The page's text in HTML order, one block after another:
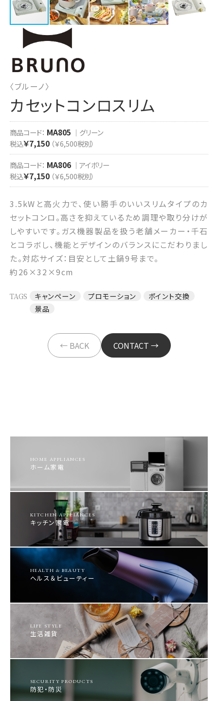
〈ブルーノ〉
カセットコンロスリム
商品コード： MA805 ｜グリーン
税込￥7,150 （￥6,500税別）
商品コード： MA806 ｜アイボリー
税込￥7,150 （￥6,500税別）
3.5kWと高火力で、使い勝手のいいスリムタイプのカ
セットコンロ。高さを抑えているため調理や取り分けが
しやすいです。ガス機器製品を扱う老舗メーカー・千石
とコラボし、機能とデザインのバランスにこだわりまし
た。対応サイズ：目安として土鍋9号まで。
約26×32×9cm
TAGS キャンペーン プロモーション
ポイント交換
景品
← BACK CONTACT →
HOME APPLIANCES
ホーム家電
KITCHEN APPLIANCES
キッチン家電
HEALTH & BEAUTY
ヘルス＆ビューティー
LIFE STYLE
生活雑貨
SECURITY PRODUCTS
防犯・防災